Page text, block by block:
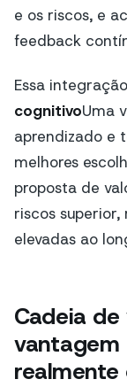
e os riscos, e
feedback
Essa
cognitivoUma
aprendizado e
melhores
proposta de
riscos
elevadas ao
Cadeia
realmente